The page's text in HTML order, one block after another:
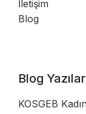
İletişim
Blog
Blog
KOSGEB